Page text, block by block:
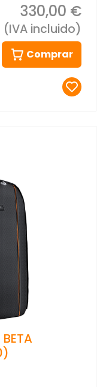
330,00 €
(IVA incluido)
Comprar